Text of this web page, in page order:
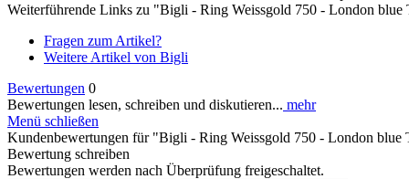
Weiterführende Links zu "Bigli - Ring Weissgold 750 - London blue
Fragen zum Artikel?
Weitere Artikel von Bigli
Bewertungen 0
Bewertungen lesen, schreiben und diskutieren... mehr
Menü schließen
Kundenbewertungen für "Bigli - Ring Weissgold 750 - London blue
Bewertung schreiben
Bewertungen werden nach Überprüfung freigeschaltet.